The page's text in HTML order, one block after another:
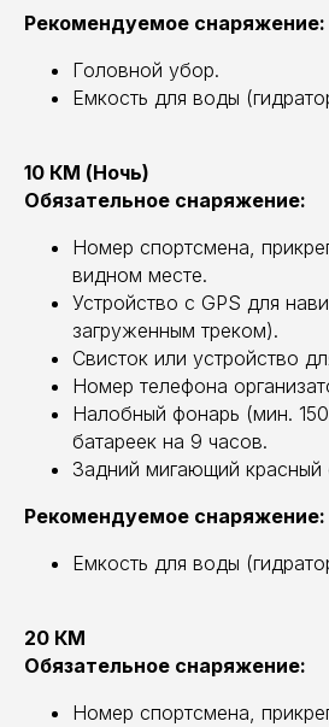
Рекомендуемое снаряжение:
Головной убор.
Емкость для воды
10 КМ (Ночь)
Обязательное снаряжение:
Номер спортсмена,
видном месте.
Устройство с GPS для
загруженным треком).
Свисток или устройство
Номер телефона
Налобный фонарь (мин.
батареек на 9 часов.
Задний мигающий красный
Рекомендуемое снаряжение:
Емкость для воды
20 КМ
Обязательное снаряжение:
Номер спортсмена,